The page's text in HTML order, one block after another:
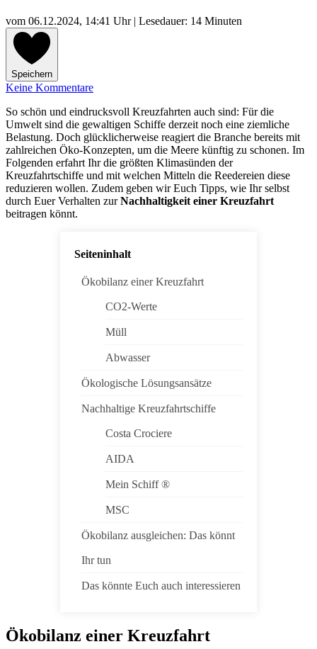
vom 06.12.2024, 14:41 Uhr| Lesedauer: 14 Minuten
Speichern
Keine Kommentare
So schön und eindrucksvoll Kreuzfahrten auch sind: Für die
Umwelt sind die gewaltigen Schiffe derzeit noch eine ziemliche
Belastung. Doch glücklicherweise reagiert die Branche bereits mit
zahlreichen Öko-Konzepten, um die Meere künftig zu schonen. Im
Folgenden erfahrt Ihr die größten Klimasünden der
Kreuzfahrtschiffe und mit welchen Mitteln die Reedereien diese
reduzieren wollen. Zudem geben wir Euch Tipps, wie Ihr selbst
durch Euer Verhalten zurNachhaltigkeit einer Kreuzfahrt
beitragen könnt.
Seiteninhalt
Ökobilanz einer Kreuzfahrt
CO2-Werte
Müll
Abwasser
Ökologische Lösungsansätze
Nachhaltige Kreuzfahrtschiffe
Costa Crociere
AIDA
Mein Schiff ®
MSC
Ökobilanz ausgleichen: Das könnt
Ihr tun
Das könnte Euch auch interessieren
Ökobilanz einer Kreuzfahrt